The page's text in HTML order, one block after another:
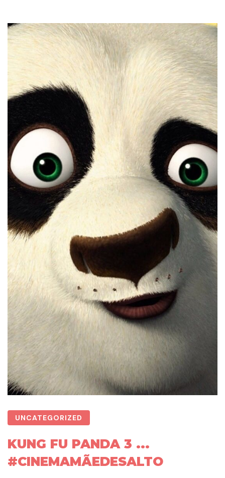
UNCATEGORIZED
KUNG FU PANDA 3 ...
#CINEMAMÃEDESALTO